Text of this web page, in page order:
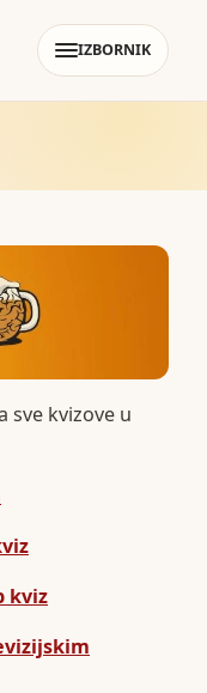
IZBORNIK
sve kvizove u
kviz